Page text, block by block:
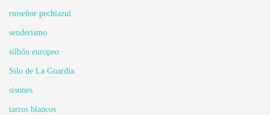
ruiseñor pechiazul
senderismo
silbón europeo
Silo de La Guardia
sisones
tarros blancos